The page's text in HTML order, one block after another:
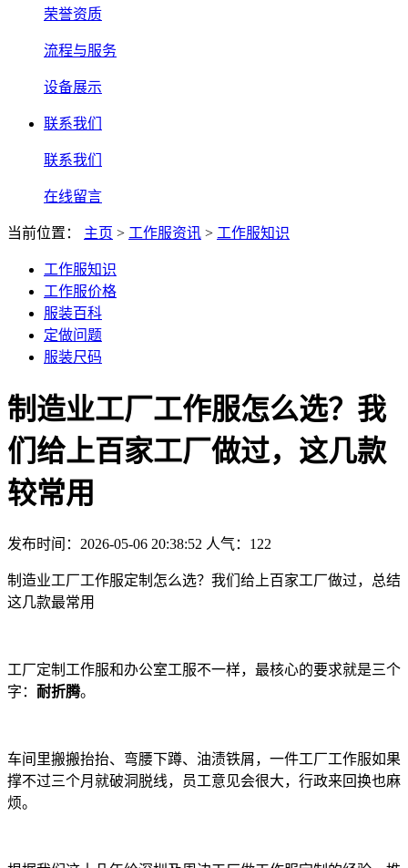
荣誉资质
流程与服务
设备展示
联系我们
联系我们
在线留言
当前位置： 主页 > 工作服资讯 > 工作服知识
工作服知识
工作服价格
服装百科
定做问题
服装尺码
制造业工厂工作服怎么选？我
们给上百家工厂做过，这几款
较常用
发布时间：2026-05-06 20:38:52 人气： 122
制造业工厂工作服定制怎么选？我们给上百家工厂做过，总结
这几款最常用
工厂定制工作服和办公室工服不一样，最核心的要求就是三个
字： 耐折腾。
车间里搬搬抬抬、弯腰下蹲、油渍铁屑，一件工厂工作服如果
撑不过三个月就破洞脱线，员工意见会很大，行政来回换也麻
烦。